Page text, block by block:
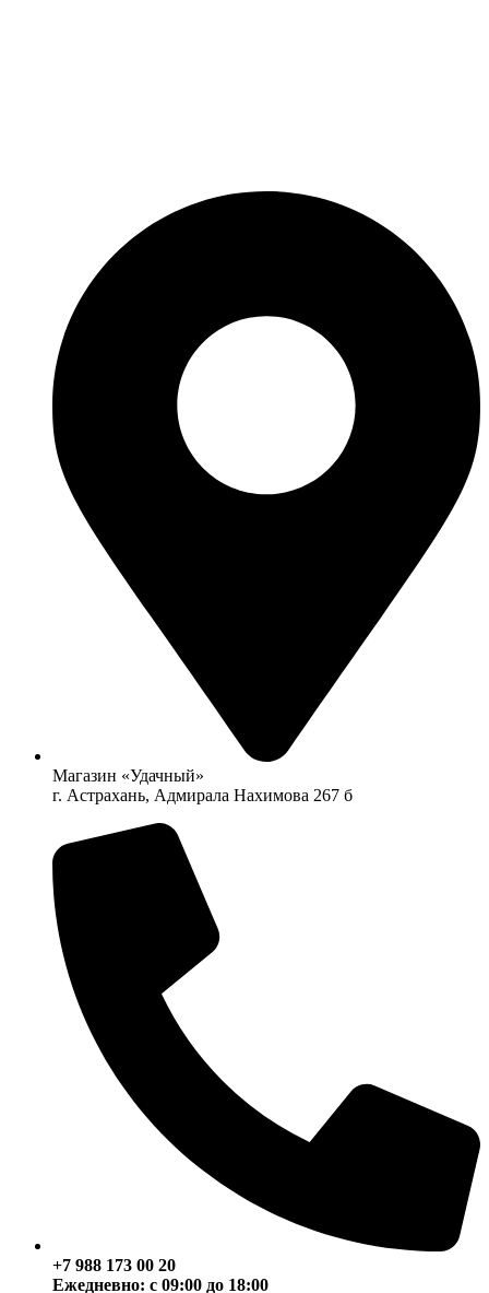
Магазин «Удачный»
г. Астрахань, Адмирала Нахимова 267 б
+7 988 173 00 20
Ежедневно: с 09:00 до 18:00